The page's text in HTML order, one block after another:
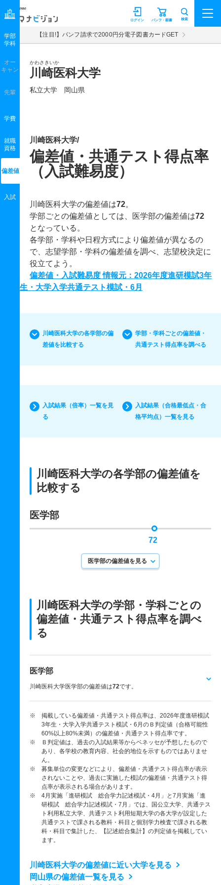
マナビジョン パンフ・願書
ログイン 検索
【注目!】パンフ請求で2000円分電子図書カードGET
かわさきいか
川崎医科大学
私立大学 岡山県
学部
学科
オー
キャン
先輩
学費
就職
資格
偏差値
入試
川崎医科大学/
偏差値・共通テスト得点率
（入試難易度）
川崎医科大学の偏差値は72。
学部ごとの偏差値としては、医学部の偏差値は72
となっている。
各学部・学科や日程方式により偏差値が異なるの
で、志望学部・学科の偏差値を調べ、志望校決定に
役立てよう。
偏差値・入試難易度 情報元：2026年度進研模試3年
生・大学入学共通テスト模試・6月
川崎医科大学の各学部の偏
差値を比較する
学部・学科ごとの偏差値・
共通テスト得点率を調べる
入試結果（倍率）一覧を見
る
入試結果（合格最低点・合
格平均点）一覧を見る
川崎医科大学の各学部の偏差値を
比較する
医学部
72
医学部の偏差値を見る
川崎医科大学の学部・学科ごとの
偏差値・共通テスト得点率を調べ
る
医学部
川崎医科大学医学部の偏差値は72です。
※ 掲載している偏差値・共通テスト得点率は、2026年度進研模試
3年生・大学入学共通テスト模試・6月のＢ判定値（合格可能性
60%以上80%未満）の偏差値・共通テスト得点率です。
※ Ｂ判定値は、過去の入試結果等からベネッセが予想したもので
あり、各学校の教育内容、社会的地位を示すものではありませ
ん。
※ 募集単位の変更などにより、偏差値・共通テスト得点率が表示
されないことや、過去に実施した模試の偏差値・共通テスト得
点率が表示される場合があります。
※ 4月実施「進研模試 総合学力記述模試・4月」と7月実施「進
研模試 総合学力記述模試・7月」では、国公立大学、共通テス
ト利用私立大学、共通テスト利用短期大学の各大学が設定した
共通テストで課される教科・科目と個別学力検査で課される教
科・科目で集計した、【記述総合集計】の判定値を掲載してい
ます。
川崎医科大学の偏差値に近い大学を見る
岡山県の偏差値一覧を見る